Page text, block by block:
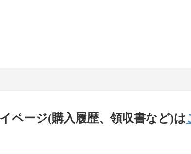
ページ(購入履歴、領収書など)は